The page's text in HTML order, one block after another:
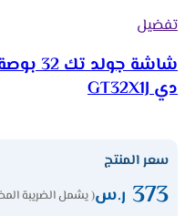
تفضيل
دي GT32X1J
سعر المنتج
373 ر.س( يشمل الضريبة